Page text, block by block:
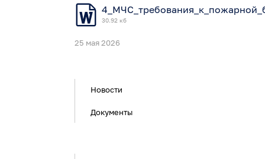
30.92 кб
25 мая 2026
Новости
Документы